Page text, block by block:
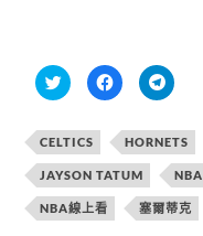
分
享
w
i
t
t
e
r
(
在
按
一
分
享
至
F
a
按
一
分
享
到
T
e
l
e
g
CELTICS HORNETS
JAYSON TATUM NBA
NBA線上看 塞爾蒂克